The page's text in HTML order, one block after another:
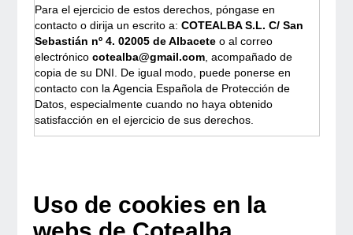
Para el ejercicio de estos derechos, póngase en
contacto o dirija un escrito a: COTEALBA S.L. C/ San
Sebastián nº 4. 02005 de Albaceteo al correo
electrónico cotealba@gmail.com, acompañado de
copia de su DNI. De igual modo, puede ponerse en
contacto con la Agencia Española de Protección de
Datos, especialmente cuando no haya obtenido
satisfacción en el ejercicio de sus derechos.
Uso de cookies en la